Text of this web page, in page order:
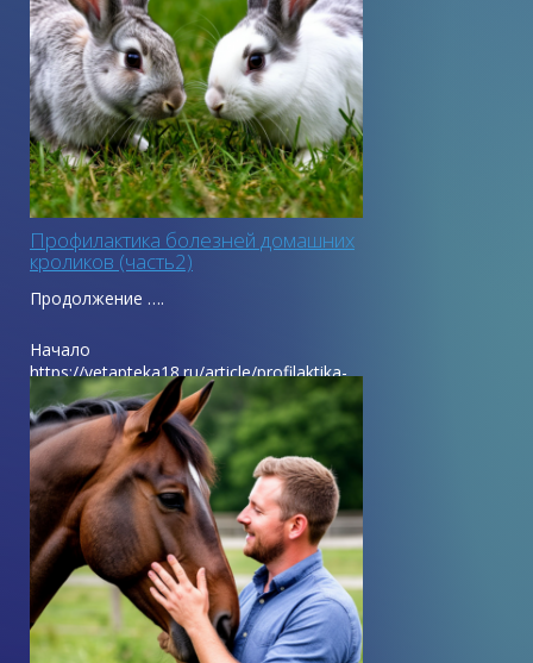
Профилактика болезней домашних
кроликов (часть2)
Продолжение ….
Начало
https://vetapteka18.ru/article/profilaktika-
bolezney-domashnih-krolikov-...